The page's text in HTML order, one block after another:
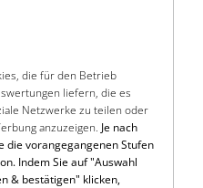
die für den Betrieb
liefern, die es
Netzwerke zu teilen oder
anzuzeigen. Je nach
die vorangegangenen Stufen
Indem Sie auf "Auswahl
& bestätigen" klicken,